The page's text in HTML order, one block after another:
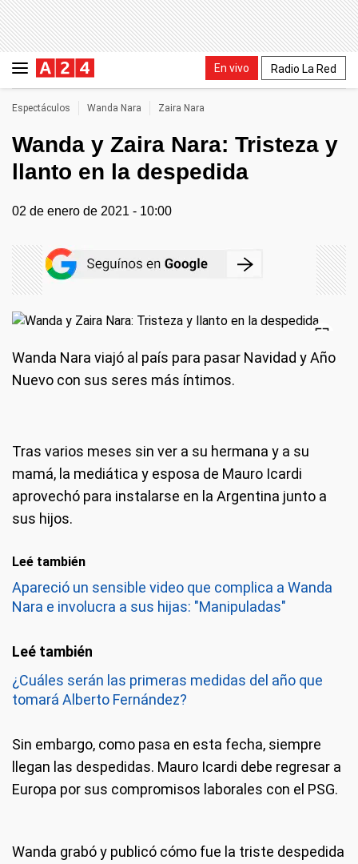
En vivo Radio La Red
Espectáculos Wanda Nara Zaira Nara
Wanda y Zaira Nara: Tristeza y
llanto en la despedida
02 de enero de 2021 - 10:00
Wanda Nara viajó al país para pasar Navidad y Año
Nuevo con sus seres más íntimos.
Tras varios meses sin ver a su hermana y a su
mamá, la mediática y esposa de Mauro Icardi
aprovechó para instalarse en la Argentina junto a
sus hijos.
Leé también
Apareció un sensible video que complica a Wanda
Nara e involucra a sus hijas: "Manipuladas"
¿Cuáles serán las primeras medidas del año que
tomará Alberto Fernández?
Sin embargo, como pasa en esta fecha, siempre
llegan las despedidas. Mauro Icardi debe regresar a
Europa por sus compromisos laborales con el PSG.
Wanda grabó y publicó cómo fue la triste despedida